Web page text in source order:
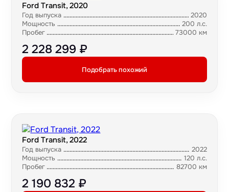
Ford Transit, 2020
Год выпуска
2020
Мощность
200 л.с.
Пробег
73000 км
2 228 299 ₽
Подобрать похожий
Ford Transit, 2022
Год выпуска
2022
Мощность
120 л.с.
Пробег
82700 км
2 190 832 ₽